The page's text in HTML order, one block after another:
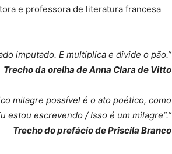
e professora de literatura francesa
imputado. E multiplica e divide o pão.”
Trecho da orelha de Anna Clara de Vitto
milagre possível é o ato poético, como
estou escrevendo / Isso é um milagre”.”
Trecho do prefácio de Priscila Branco